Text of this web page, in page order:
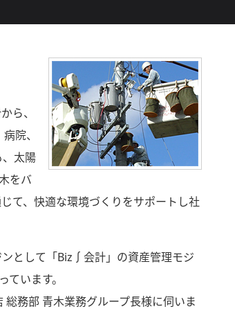
ら、
院、
太陽
をバ
て、快適な環境づくりをサポートし社
として「Biz∫会計」の資産管理モジ
います。
務部 青木業務グループ長様に伺いま